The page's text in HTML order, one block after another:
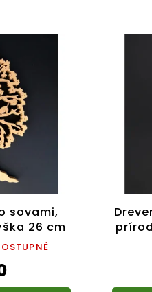
sovami,
26 cm